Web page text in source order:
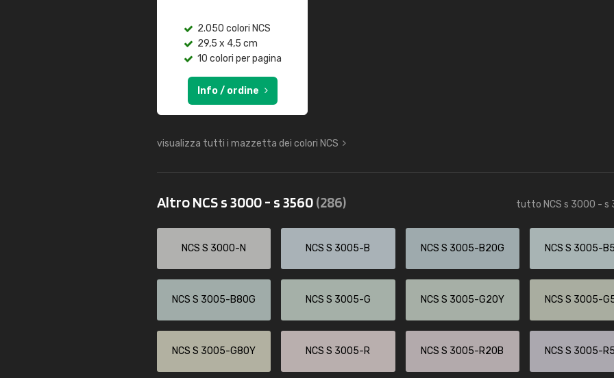
2.050 colori NCS
29,5 x 4,5 cm
10 colori per pagina
Info / ordine
visualizza tutti i mazzetta dei colori NCS
Altro NCS s 3000 - s 3560(286) tutto NCS s 3000 - s
NCS S 3000-N NCS S 3005-B NCS S 3005-B20G NCS S 3005-
NCS S 3005-B80G NCS S 3005-G NCS S 3005-G20Y NCS S 3005-
NCS S 3005-G80Y NCS S 3005-R NCS S 3005-R20B NCS S 3005-